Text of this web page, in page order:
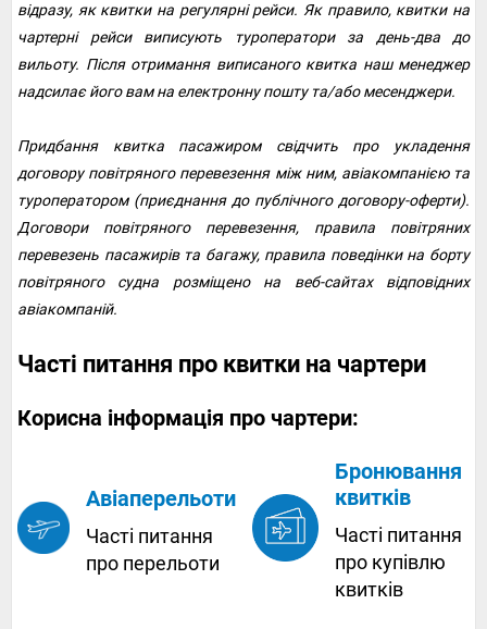
відразу, як квитки на регулярні рейси. Як правило, квитки на
чартерні рейси виписують туроператори за день-два до
вильоту. Після отримання виписаного квитка наш менеджер
надсилає його вам на електронну пошту та/або месенджери.
Придбання квитка пасажиром свідчить про укладення
договору повітряного перевезення між ним, авіакомпанією та
туроператором (приєднання до публічного договору-оферти).
Договори повітряного перевезення, правила повітряних
перевезень пасажирів та багажу, правила поведінки на борту
повітряного судна розміщено на веб-сайтах відповідних
авіакомпаній.
Часті питання про квитки на чартери
Корисна інформація про чартери:
Авіаперельоти
Часті питання
про перельоти
Бронювання
квитків
Часті питання
про купівлю
квитків